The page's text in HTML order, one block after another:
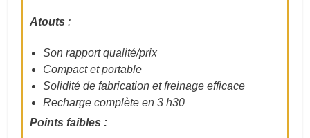
Atouts:
Son rapport qualité/prix
Compact et portable
Solidité de fabrication et freinage efficace
Recharge complète en 3 h30
Points faibles :